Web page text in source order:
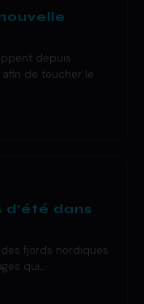
depuis
de toucher le
d’été dans
des fjords nordiques
qui…